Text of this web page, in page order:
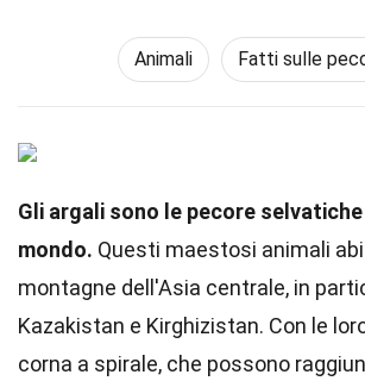
Animali Fatti sulle
Gli argali sono le pecore selvatiche
mondo. Questi maestosi animali
montagne dell'Asia centrale, in
Kazakistan e Kirghizistan. Con le
corna a spirale, che possono